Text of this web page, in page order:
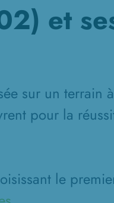
et
sur un terrain
pour la
le